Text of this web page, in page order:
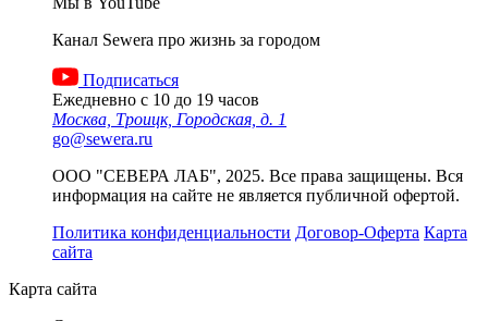
Канал Sewera про жизнь за городом
Подписаться
Ежедневно с 10 до 19 часов
Москва, Троицк, Городская, д. 1
go@sewera.ru
ООО "СЕВЕРА ЛАБ", 2025. Все права защищены. Вся
информация на сайте не является публичной офертой.
Политика конфиденциальности Договор-Оферта Карта
сайта
Карта сайта